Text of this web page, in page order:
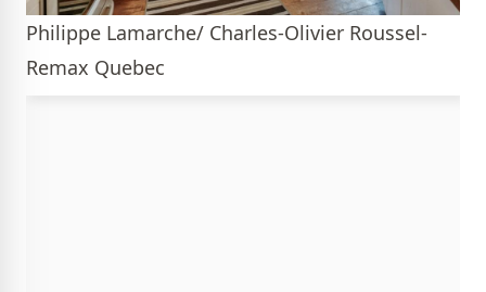
Philippe Lamarche/ Charles-Olivier Roussel-
Remax Quebec